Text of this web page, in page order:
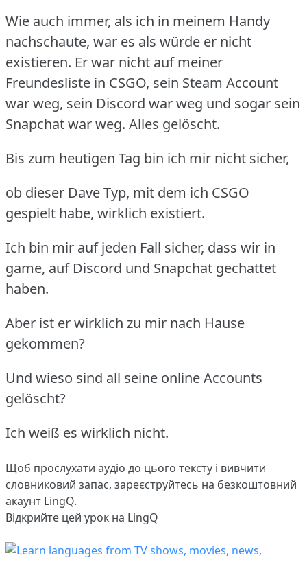
Wie auch immer, als ich in meinem Handy
nachschaute, war es als würde er nicht
existieren. Er war nicht auf meiner
Freundesliste in CSGO, sein Steam Account
war weg, sein Discord war weg und sogar sein
Snapchat war weg. Alles gelöscht.
Bis zum heutigen Tag bin ich mir nicht sicher,
ob dieser Dave Typ, mit dem ich CSGO
gespielt habe, wirklich existiert.
Ich bin mir auf jeden Fall sicher, dass wir in
game, auf Discord und Snapchat gechattet
haben.
Aber ist er wirklich zu mir nach Hause
gekommen?
Und wieso sind all seine online Accounts
gelöscht?
Ich weiß es wirklich nicht.
Щоб прослухати аудіо до цього тексту і вивчити
словниковий запас, зареєструйтесь на безкоштовний
акаунт LingQ.
Відкрийте цей урок на LingQ